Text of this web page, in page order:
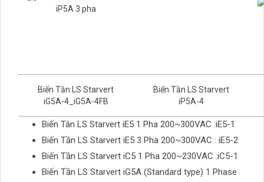
Biến Tần LS Starvert
iG5A-4_iG5A-4FB
Biến Tần LS Starvert
iP5A-4
Biến Tân LS Starvert iE5 1 Pha 200~300VAC :iE5-1
Biến Tần LS Starvert iE5 3 Pha 200~300VAC : iE5-2
Biến Tần LS Starvert iC5 1 Pha 200~230VAC :iC5-1
Biến Tần LS Starvert iG5A (Standard type) 1 Phase